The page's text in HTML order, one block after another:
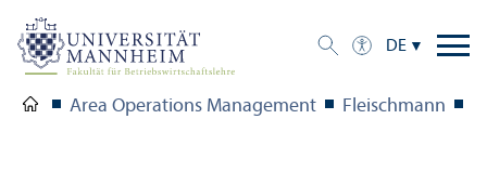
DE
Area Operations Management Fleischmann